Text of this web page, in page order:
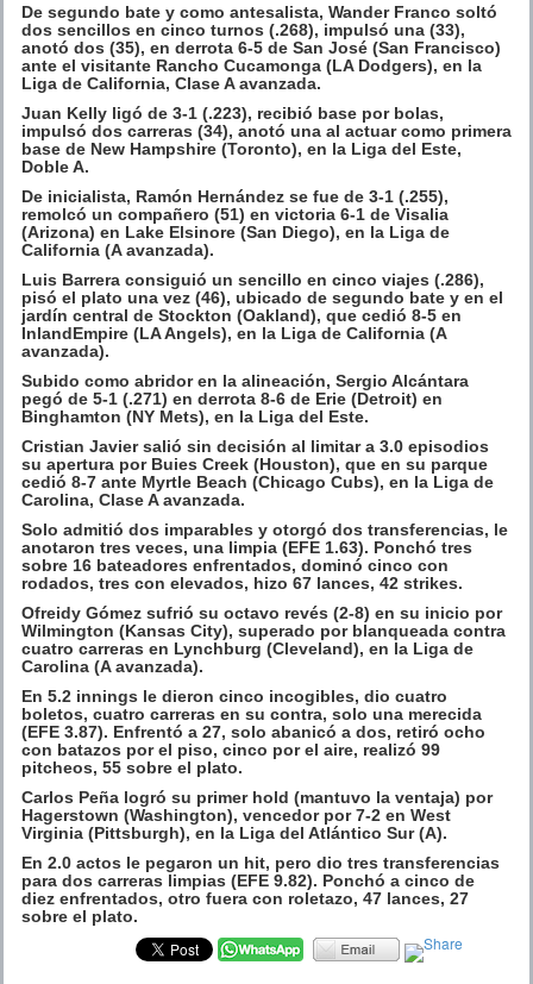
De segundo bate y como antesalista, Wander Franco soltó
dos sencillos en cinco turnos (.268), impulsó una (33),
anotó dos (35), en derrota 6-5 de San José (San Francisco)
ante el visitante Rancho Cucamonga (LA Dodgers), en la
Liga de California, Clase A avanzada.
Juan Kelly ligó de 3-1 (.223), recibió base por bolas,
impulsó dos carreras (34), anotó una al actuar como primera
base de New Hampshire (Toronto), en la Liga del Este,
Doble A.
De inicialista, Ramón Hernández se fue de 3-1 (.255),
remolcó un compañero (51) en victoria 6-1 de Visalia
(Arizona) en Lake Elsinore (San Diego), en la Liga de
California (A avanzada).
Luis Barrera consiguió un sencillo en cinco viajes (.286),
pisó el plato una vez (46), ubicado de segundo bate y en el
jardín central de Stockton (Oakland), que cedió 8-5 en
InlandEmpire (LA Angels), en la Liga de California (A
avanzada).
Subido como abridor en la alineación, Sergio Alcántara
pegó de 5-1 (.271) en derrota 8-6 de Erie (Detroit) en
Binghamton (NY Mets), en la Liga del Este.
Cristian Javier salió sin decisión al limitar a 3.0 episodios
su apertura por Buies Creek (Houston), que en su parque
cedió 8-7 ante Myrtle Beach (Chicago Cubs), en la Liga de
Carolina, Clase A avanzada.
Solo admitió dos imparables y otorgó dos transferencias, le
anotaron tres veces, una limpia (EFE 1.63). Ponchó tres
sobre 16 bateadores enfrentados, dominó cinco con
rodados, tres con elevados, hizo 67 lances, 42 strikes.
Ofreidy Gómez sufrió su octavo revés (2-8) en su inicio por
Wilmington (Kansas City), superado por blanqueada contra
cuatro carreras en Lynchburg (Cleveland), en la Liga de
Carolina (A avanzada).
En 5.2 innings le dieron cinco incogibles, dio cuatro
boletos, cuatro carreras en su contra, solo una merecida
(EFE 3.87). Enfrentó a 27, solo abanicó a dos, retiró ocho
con batazos por el piso, cinco por el aire, realizó 99
pitcheos, 55 sobre el plato.
Carlos Peña logró su primer hold (mantuvo la ventaja) por
Hagerstown (Washington), vencedor por 7-2 en West
Virginia (Pittsburgh), en la Liga del Atlántico Sur (A).
En 2.0 actos le pegaron un hit, pero dio tres transferencias
para dos carreras limpias (EFE 9.82). Ponchó a cinco de
diez enfrentados, otro fuera con roletazo, 47 lances, 27
sobre el plato.